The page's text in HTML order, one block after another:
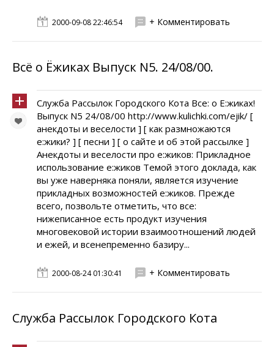
2000-09-08 22:46:54 + Комментировать
Всё о Ёжиках Выпуск N5. 24/08/00.
Служба Рассылок Городского Кота Всe: о E:жиках!
Выпуск N5 24/08/00 http://www.kulichki.com/ejik/ [
анекдоты и веселости ] [ как размножаются
e:жики? ] [ песни ] [ о сайте и об этой рассылке ]
Анекдоты и веселости про e:жиков: Прикладное
использование e:жиков Темой этого доклада, как
вы уже наверняка поняли, является изучение
прикладных возможностей e:жиков. Прежде
всего, позвольте отметить, что всe:
нижеписанное есть продукт изучения
многовековой истории взаимоотношений людей
и ежей, и всенепременно базиру...
2000-08-24 01:30:41 + Комментировать
Служба Рассылок Городского Кота